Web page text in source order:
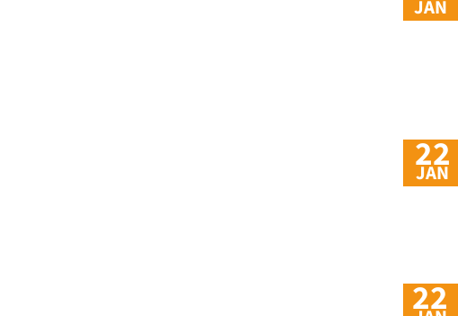
JAN
22
JAN
22